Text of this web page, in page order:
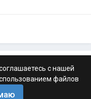
с нашей
файлов